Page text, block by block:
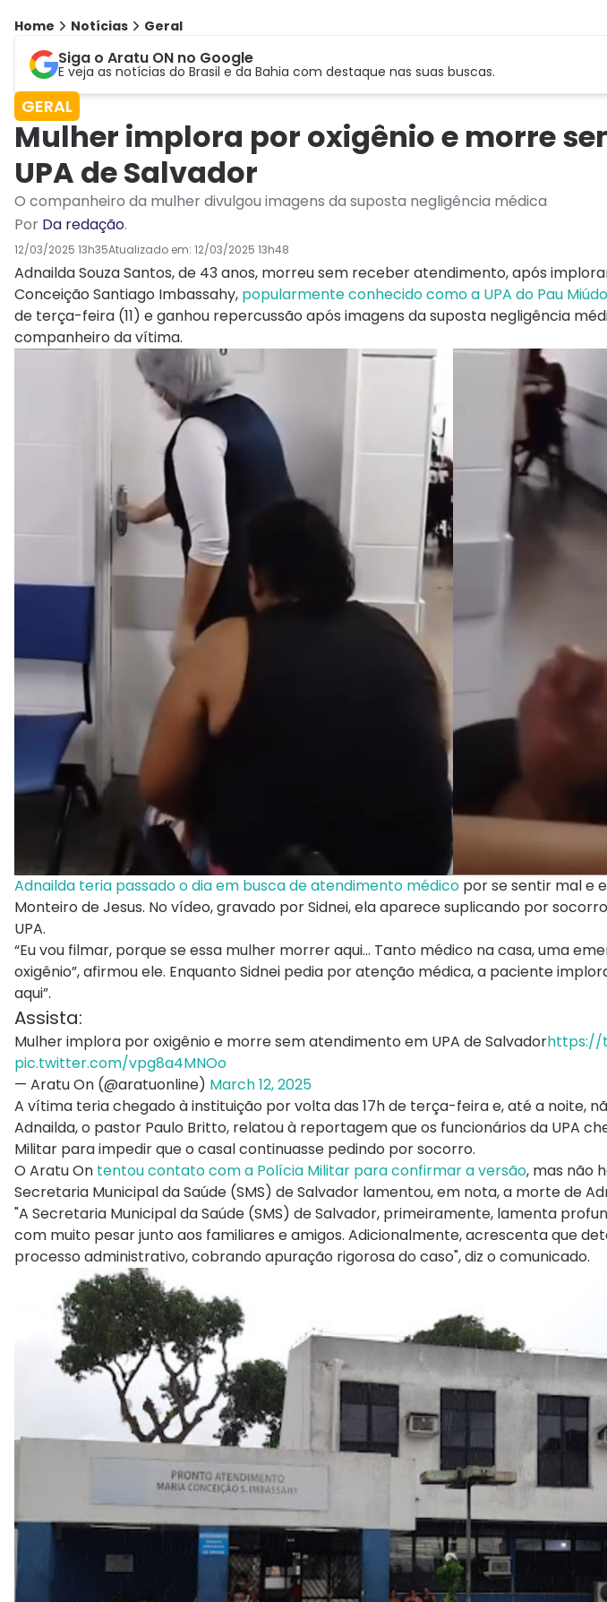
Home Notícias Geral
Siga o Aratu ON no Google
E veja as notícias do Brasil e da Bahia com destaque nas suas buscas.
GERAL
Mulher implora por oxigênio e morre
UPA de Salvador
O companheiro da mulher divulgou imagens da suposta negligência médica
Por Da redação.
12/03/2025 13h35Atualizado em: 12/03/2025 13h48
Adnailda Souza Santos, de 43 anos, morreu sem receber atendimento, após
Conceição Santiago Imbassahy, popularmente conhecido como a UPA do Pau
de terça-feira (11) e ganhou repercussão após imagens da suposta negligência
companheiro da vítima.
Adnailda teria passado o dia em busca de atendimento médico por se sentir mal e
Monteiro de Jesus. No vídeo, gravado por Sidnei, ela aparece suplicando por
UPA.
“Eu vou filmar, porque se essa mulher morrer aqui… Tanto médico na casa, uma
oxigênio”, afirmou ele. Enquanto Sidnei pedia por atenção médica, a paciente
aqui”.
Assista:
Mulher implora por oxigênio e morre sem atendimento em UPA de Salvadorhttps://
pic.twitter.com/vpg8a4MNOo
— Aratu On (@aratuonline) March 12, 2025
A vítima teria chegado à instituição por volta das 17h de terça-feira e, até a noite,
Adnailda, o pastor Paulo Britto, relatou à reportagem que os funcionários da UPA
Militar para impedir que o casal continuasse pedindo por socorro.
O Aratu On tentou contato com a Polícia Militar para confirmar a versão, mas não
Secretaria Municipal da Saúde (SMS) de Salvador lamentou, em nota, a morte de
"A Secretaria Municipal da Saúde (SMS) de Salvador, primeiramente, lamenta
com muito pesar junto aos familiares e amigos. Adicionalmente, acrescenta que
processo administrativo, cobrando apuração rigorosa do caso", diz o comunicado.